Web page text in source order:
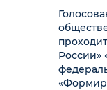
России»